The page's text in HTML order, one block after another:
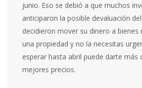
junio. Eso se debió a que muchos
anticiparon la posible devaluación
decidieron mover su dinero a bienes
una propiedad y no la necesitas
esperar hasta abril puede darte más
mejores precios.